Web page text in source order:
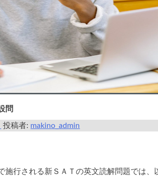
問
投稿者: makino_admin
施行される新ＳＡＴの英文読解問題では、